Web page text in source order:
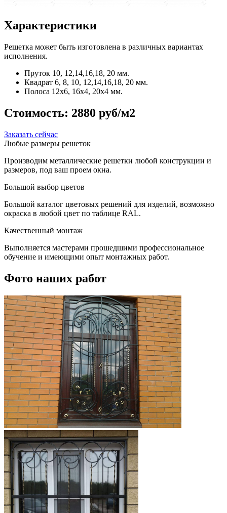
Характеристики
Решетка может быть изготовлена в различных вариантах
исполнения.
Пруток 10, 12,14,16,18, 20 мм.
Квадрат 6, 8, 10, 12,14,16,18, 20 мм.
Полоса 12x6, 16x4, 20x4 мм.
Стоимость: 2880 руб/м2
Заказать сейчас
Любые размеры решеток
Производим металлические решетки любой конструкции и
размеров, под ваш проем окна.
Большой выбор цветов
Большой каталог цветовых решений для изделий, возможно
окраска в любой цвет по таблице RAL.
Качественный монтаж
Выполняется мастерами прошедшими профессиональное
обучение и имеющими опыт монтажных работ.
Фото наших работ